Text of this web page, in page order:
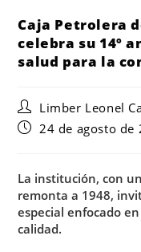
Caja Petrolera
celebra su 14º
salud para la
Limber Leonel
24 de agosto de
La institución, con
remonta a 1948,
especial enfocado
calidad.